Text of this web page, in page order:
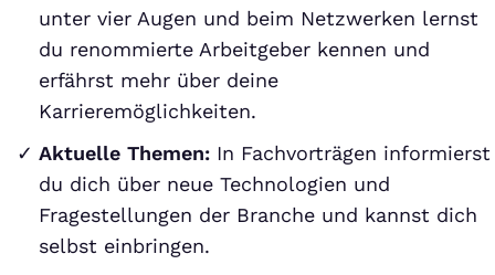
unter vier Augen und beim Netzwerken lernst
du renommierte Arbeitgeber kennen und
erfährst mehr über deine
Karrieremöglichkeiten.
Aktuelle Themen: In Fachvorträgen informierst
du dich über neue Technologien und
Fragestellungen der Branche und kannst dich
selbst einbringen.